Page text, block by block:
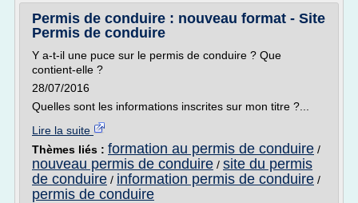
Permis de conduire : nouveau format - Site
Permis de conduire
Y a-t-il une puce sur le permis de conduire ? Que
contient-elle ?
28/07/2016
Quelles sont les informations inscrites sur mon titre ?...
Lire la suite
Thèmes liés : formation au permis de conduire /
nouveau permis de conduire / site du permis
de conduire / information permis de conduire /
permis de conduire